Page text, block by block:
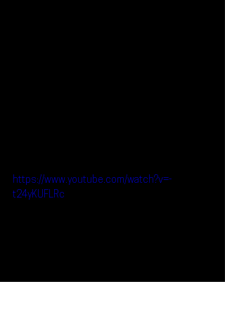
https://www.youtube.com/watch?v=-
t24yKUFLRc